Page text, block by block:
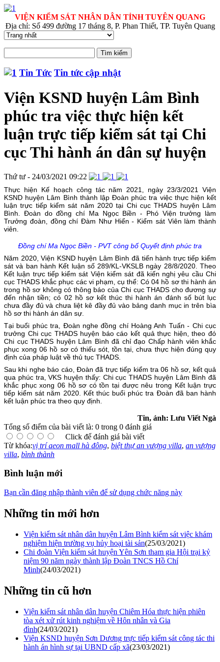
VIỆN KIỂM SÁT NHÂN DÂN TỈNH TUYÊN QUANG
Địa chỉ: Số 499 đường 17 tháng 8, P. Phan Thiết, TP. Tuyên Quang
Tin Tức Tin tức cập nhật
Viện KSND huyện Lâm Bình
phúc tra việc thực hiện kết
luận trực tiếp kiểm sát tại Chi
cục Thi hành án dân sự huyện
Thứ tư - 24/03/2021 09:22
Thực hiện Kế hoạch công tác năm 2021, ngày 23/3/2021 Viện
KSND huyện Lâm Bình thành lập Đoàn phúc tra việc thực hiện kết
luận trực tiếp kiểm sát năm 2020 tại Chi cục THADS huyện Lâm
Bình. Đoàn do đồng chí Ma Ngọc Biền - Phó Viện trưởng làm
Trưởng đoàn, đồng chí Đàm Như Hiển - Kiểm sát Viên làm thành
viên.
Đồng chí Ma Ngọc Biền - PVT công bố Quyết định phúc tra
Năm 2020, Viện KSND huyện Lâm Bình đã tiến hành trực tiếp kiểm
sát và ban hành Kết luận số 289/KL-VKSLB ngày 28/8/2020. Theo
Kết luận trực tiếp kiểm sát Viện kiểm sát đã kiến nghị yêu cầu Chi
cục THADS khắc phục các vi phạm, cụ thể: Có 04 hồ sơ thi hành án
trong hồ sơ không có thông báo của Chi cục THADS cho đương sự
đến nhận tiền; có 02 hồ sơ kết thúc thi hành án đánh số bút lục
chưa đầy đủ và chưa liệt kê đầy đủ vào bảng danh mục in trên bìa
hồ sơ thi hành án dân sự.
Tại buổi phúc tra, Đoàn nghe đồng chí Hoàng Anh Tuấn - Chi cục
trưởng Chi cục THADS huyện báo cáo kết quả thực hiện, theo đó
Chi cục THADS huyện Lâm Bình đã chỉ đạo Chấp hành viên khắc
phục xong 06 hồ sơ có thiếu sót, tồn tại, chưa thực hiện đúng quy
định của pháp luật về thủ tục THADS.
Sau khi nghe báo cáo, Đoàn đã trực tiếp kiểm tra 06 hồ sơ, kết quả
qua phúc tra, VKS huyện thấy: Chi cục THADS huyện Lâm Bình đã
khắc phục xong 06 hồ sơ có tồn tại được nêu trong Kết luận trực
tiếp kiểm sát năm 2020. Kết thúc buổi phúc tra Đoàn đã ban hành
kết luận phúc tra theo quy định.
Tin, ảnh: Lưu Viết Ngà
Tổng số điểm của bài viết là: 0 trong 0 đánh giá
Click để đánh giá bài viết
Từ khóa:vị trí aeon mall hà đông, biệt thự an vượng villa, an vượng
villa, bình thành
Bình luận mới
Bạn cần đăng nhập thành viên để sử dụng chức năng này
Những tin mới hơn
Viện kiểm sát nhân dân huyện Lâm Bình kiểm sát việc khám
nghiệm hiện trường vụ hủy hoại tài sản(25/03/2021)
Chi đoàn Viện kiểm sát huyện Yên Sơn tham gia Hội trại kỷ
niệm 90 năm ngày thành lập Đoàn TNCS Hồ Chí
Minh(24/03/2021)
Những tin cũ hơn
Viện kiểm sát nhân dân huyện Chiêm Hóa thực hiện phiên
tòa xét xử rút kinh nghiệm về Hôn nhân và Gia
đình(24/03/2021)
Viện KSND huyện Sơn Dương trực tiếp kiểm sát công tác thi
hành án hình sự tại UBND cấp xã(23/03/2021)